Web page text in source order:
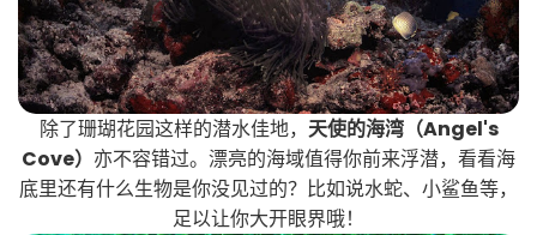
除了珊瑚花园这样的潜水佳地， 天使的海湾（Angel's
Cove） 亦不容错过。漂亮的海域值得你前来浮潜，看看海
底里还有什么生物是你没见过的？比如说水蛇、小鲨鱼等，
足以让你大开眼界哦！